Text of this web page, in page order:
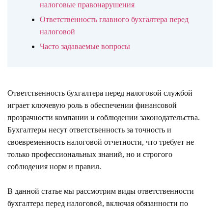
налоговые правонарушения
Ответственность главного бухгалтера перед
налоговой
Часто задаваемые вопросы
Ответственность бухгалтера перед налоговой службой
играет ключевую роль в обеспечении финансовой
прозрачности компании и соблюдении законодательства.
Бухгалтеры несут ответственность за точность и
своевременность налоговой отчетности, что требует не
только профессиональных знаний, но и строгого
соблюдения норм и правил.
В данной статье мы рассмотрим виды ответственности
бухгалтера перед налоговой, включая обязанности по